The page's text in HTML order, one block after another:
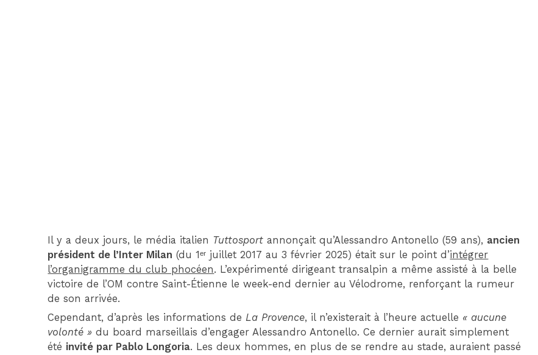
Il y a deux jours, le média italien Tuttosport annonçait qu’Alessandro Antonello (59 ans), ancien
président de l’Inter Milan (du 1ᵉʳ juillet 2017 au 3 février 2025) était sur le point d’intégrer
l’organigramme du club phocéen. L’expérimenté dirigeant transalpin a même assisté à la belle
victoire de l’OM contre Saint-Étienne le week-end dernier au Vélodrome, renforçant la rumeur
de son arrivée.
Cependant, d’après les informations de La Provence, il n’existerait à l’heure actuelle « aucune
volonté » du board marseillais d’engager Alessandro Antonello. Ce dernier aurait simplement
été invité par Pablo Longoria. Les deux hommes, en plus de se rendre au stade, auraient passé